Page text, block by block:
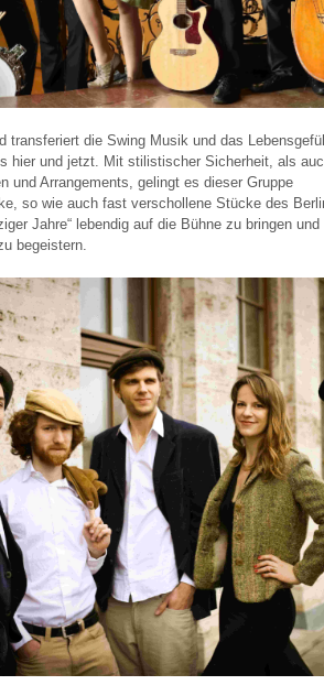
transferiert die Swing Musik und das
hier und jetzt. Mit stilistischer Sicherheit, als
und Arrangements, gelingt es dieser Gruppe
so wie auch fast verschollene Stücke des
Jahre“ lebendig auf die Bühne zu bringen und
begeistern.